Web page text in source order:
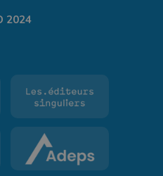
2024